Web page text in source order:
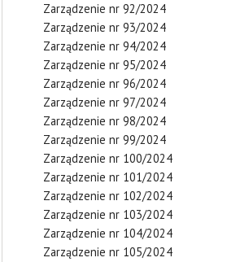
Zarządzenie nr 92/2024
Zarządzenie nr 93/2024
Zarządzenie nr 94/2024
Zarządzenie nr 95/2024
Zarządzenie nr 96/2024
Zarządzenie nr 97/2024
Zarządzenie nr 98/2024
Zarządzenie nr 99/2024
Zarządzenie nr 100/2024
Zarządzenie nr 101/2024
Zarządzenie nr 102/2024
Zarządzenie nr 103/2024
Zarządzenie nr 104/2024
Zarządzenie nr 105/2024